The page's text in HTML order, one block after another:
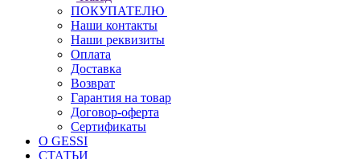
ПОКУПАТЕЛЮ
Наши контакты
Наши реквизиты
Оплата
Доставка
Возврат
Гарантия на товар
Договор-оферта
Сертификаты
О GESSI
СТАТЬИ